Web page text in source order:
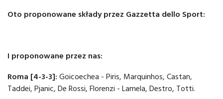
Oto proponowane składy przez Gazzetta dello Sport:
I proponowane przez nas:
Roma [4-3-3]: Goicoechea - Piris, Marquinhos, Castan,
Taddei, Pjanic, De Rossi, Florenzi - Lamela, Destro, Totti.